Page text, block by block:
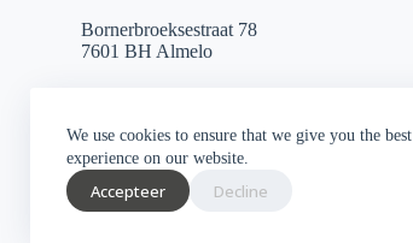
We use cookies to ensure that we give you the best
experience on our website.
Accepteer Decline
Bornerbroeksestraat 78
7601 BH Almelo
0546 812 230
Socials